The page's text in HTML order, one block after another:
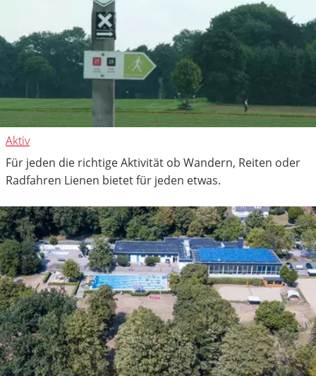
Aktiv
Für jeden die richtige Aktivität ob Wandern, Reiten oder
Radfahren Lienen bietet für jeden etwas.